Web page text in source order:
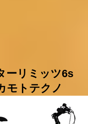
ターリミッ
モトテクノ